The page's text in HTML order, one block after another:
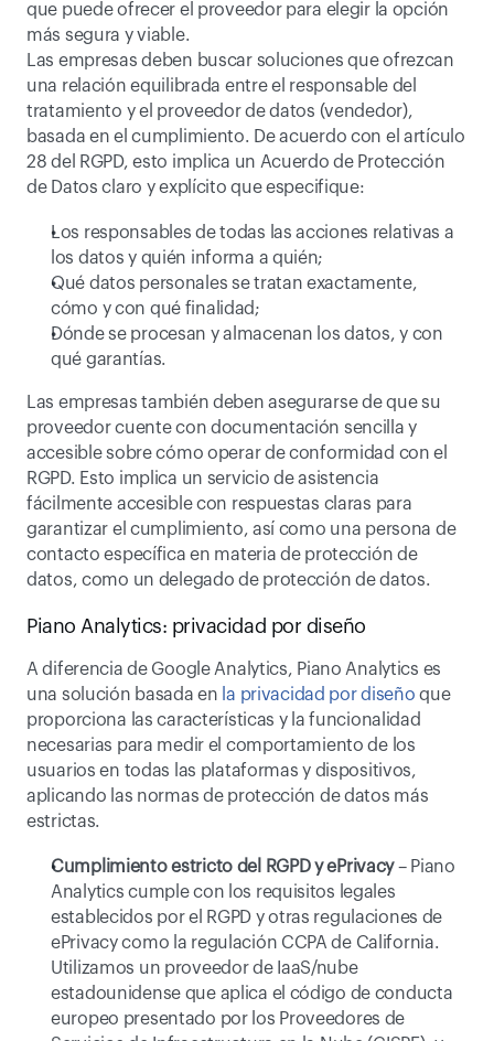
que puede ofrecer el proveedor para elegir la opción
más segura y viable.
Las empresas deben buscar soluciones que ofrezcan
una relación equilibrada entre el responsable del
tratamiento y el proveedor de datos (vendedor),
basada en el cumplimiento. De acuerdo con el artículo
28 del RGPD, esto implica un Acuerdo de Protección
de Datos claro y explícito que especifique:
Los responsables de todas las acciones relativas a
los datos y quién informa a quién;
Qué datos personales se tratan exactamente,
cómo y con qué finalidad;
Dónde se procesan y almacenan los datos, y con
qué garantías.
Las empresas también deben asegurarse de que su
proveedor cuente con documentación sencilla y
accesible sobre cómo operar de conformidad con el
RGPD. Esto implica un servicio de asistencia
fácilmente accesible con respuestas claras para
garantizar el cumplimiento, así como una persona de
contacto específica en materia de protección de
datos, como un delegado de protección de datos.
Piano Analytics: privacidad por diseño
A diferencia de Google Analytics, Piano Analytics es
una solución basada en la privacidad por diseño que
proporciona las características y la funcionalidad
necesarias para medir el comportamiento de los
usuarios en todas las plataformas y dispositivos,
aplicando las normas de protección de datos más
estrictas.
Cumplimiento estricto del RGPD y ePrivacy – Piano
Analytics cumple con los requisitos legales
establecidos por el RGPD y otras regulaciones de
ePrivacy como la regulación CCPA de California.
Utilizamos un proveedor de IaaS/nube
estadounidense que aplica el código de conducta
europeo presentado por los Proveedores de